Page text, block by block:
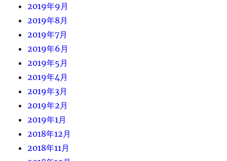
2019年9月
2019年8月
2019年7月
2019年6月
2019年5月
2019年4月
2019年3月
2019年2月
2019年1月
2018年12月
2018年11月